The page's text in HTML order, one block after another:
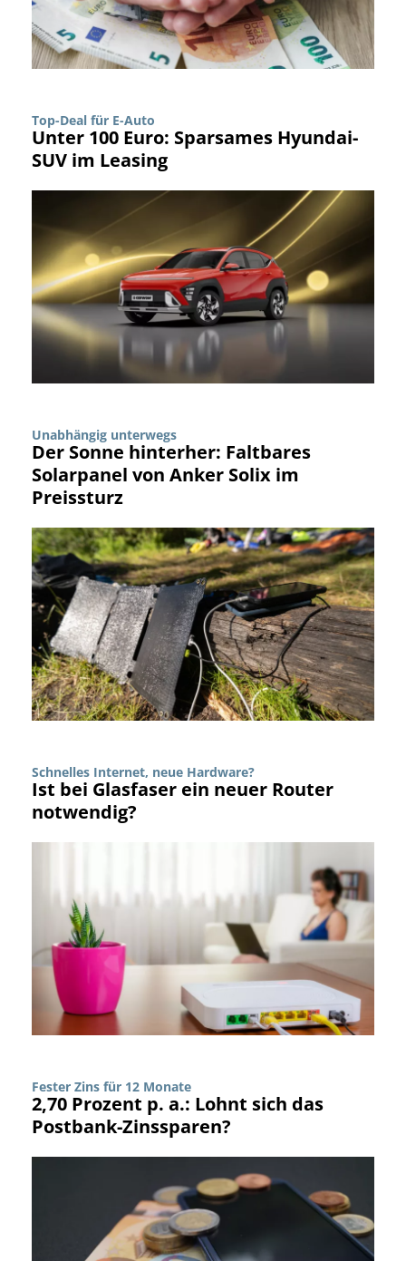
Top-Deal für E-Auto
Unter 100 Euro: Sparsames Hyundai-
SUV im Leasing
Unabhängig unterwegs
Der Sonne hinterher: Faltbares
Solarpanel von Anker Solix im
Preissturz
Schnelles Internet, neue Hardware?
Ist bei Glasfaser ein neuer Router
notwendig?
Fester Zins für 12 Monate
2,70 Prozent p. a.: Lohnt sich das
Postbank-Zinssparen?